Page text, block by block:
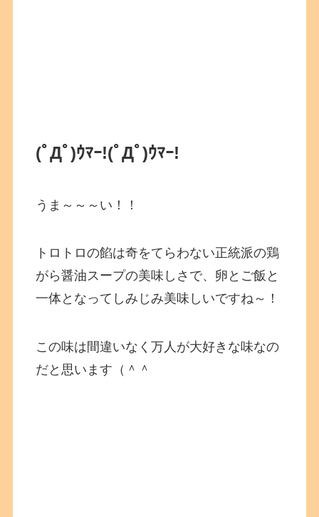
(ﾟДﾟ)ｳﾏｰ!(ﾟДﾟ)ｳﾏｰ!
うま～～～い！！
トロトロの餡は奇をてらわない正統派の鶏
がら醤油スープの美味しさで、卵とご飯と
一体となってしみじみ美味しいですね～！
この味は間違いなく万人が大好きな味なの
だと思います（＾＾